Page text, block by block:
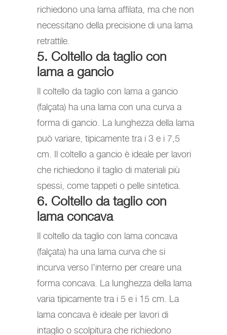
richiedono una lama affilata, ma che non
necessitano della precisione di una lama
retrattile.
5. Coltello da taglio con
lama a gancio
Il coltello da taglio con lama a gancio
(falçata) ha una lama con una curva a
forma di gancio. La lunghezza della lama
può variare, tipicamente tra i 3 e i 7,5
cm. Il coltello a gancio è ideale per lavori
che richiedono il taglio di materiali più
spessi, come tappeti o pelle sintetica.
6. Coltello da taglio con
lama concava
Il coltello da taglio con lama concava
(falçata) ha una lama curva che si
incurva verso l'interno per creare una
forma concava. La lunghezza della lama
varia tipicamente tra i 5 e i 15 cm. La
lama concava è ideale per lavori di
intaglio o scolpitura che richiedono